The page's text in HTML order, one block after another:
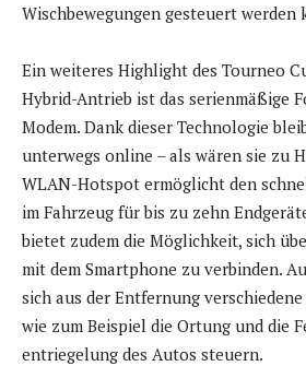
Wischbewegungen gesteuert werden
Ein weiteres Highlight des Tourneo
Hybrid-Antrieb ist das serienmäßige
Modem. Dank dieser Technologie
unterwegs online – als wären sie zu
WLAN-Hotspot ermöglicht den
im Fahrzeug für bis zu zehn
bietet zudem die Möglichkeit, sich
mit dem Smartphone zu verbinden.
sich aus der Entfernung
wie zum Beispiel die Ortung und die
entriegelung des Autos steuern.